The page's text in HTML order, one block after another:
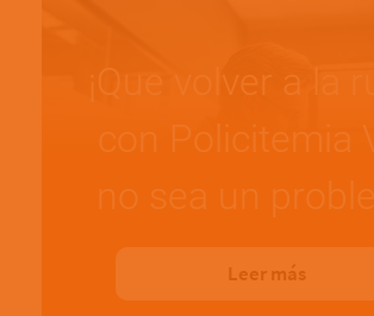
¡Que volver a la
con Policitemia
no sea un
Leer más